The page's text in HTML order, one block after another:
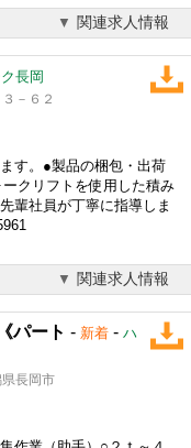
関連求人情報
長岡
－６２
す。●製品の梱包・出荷
クリフトを使用した積み
輩社員が丁寧に指導しま
関連求人情報
パート - 新着 - ハ
県長岡市